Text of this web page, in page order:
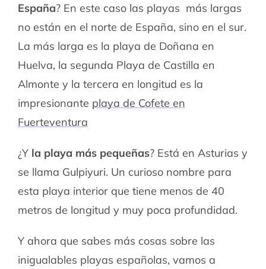
España? En este caso las playas más largas
no están en el norte de España, sino en el sur.
La más larga es la playa de Doñana en
Huelva, la segunda Playa de Castilla en
Almonte y la tercera en longitud es la
impresionante playa de Cofete en
Fuerteventura
¿Y la playa más pequeñas? Está en Asturias y
se llama Gulpiyuri. Un curioso nombre para
esta playa interior que tiene menos de 40
metros de longitud y muy poca profundidad.
Y ahora que sabes más cosas sobre las
inigualables playas españolas, vamos a